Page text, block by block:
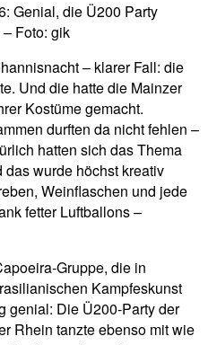
Genial, die Ü200 Party
Foto: gik
– klarer Fall: die
Und die hatte die Mainzer
Kostüme gemacht.
durften da nicht fehlen –
hatten sich das Thema
wurde höchst kreativ
Weinflaschen und jede
fetter Luftballons –
Gruppe, die in
Kampfeskunst
genial: Die Ü200-Party der
Rhein tanzte ebenso mit wie